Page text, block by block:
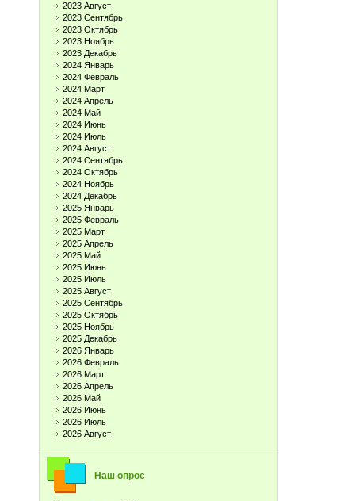
2023 Август
2023 Сентябрь
2023 Октябрь
2023 Ноябрь
2023 Декабрь
2024 Январь
2024 Февраль
2024 Март
2024 Апрель
2024 Май
2024 Июнь
2024 Июль
2024 Август
2024 Сентябрь
2024 Октябрь
2024 Ноябрь
2024 Декабрь
2025 Январь
2025 Февраль
2025 Март
2025 Апрель
2025 Май
2025 Июнь
2025 Июль
2025 Август
2025 Сентябрь
2025 Октябрь
2025 Ноябрь
2025 Декабрь
2026 Январь
2026 Февраль
2026 Март
2026 Апрель
2026 Май
2026 Июнь
2026 Июль
2026 Август
Наш опрос